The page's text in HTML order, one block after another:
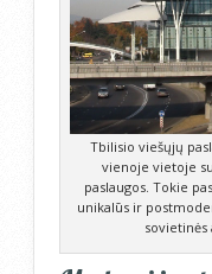
Tbilisio viešųjų
vienoje vietoje
paslaugos. Tokie
unikalūs ir